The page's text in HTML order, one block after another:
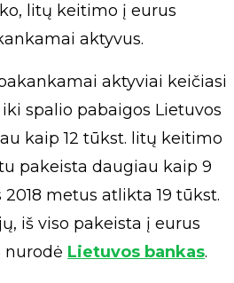
litų keitimo į eurus
aktyvus.
aktyviai keičiasi
spalio pabaigos Lietuvos
kaip 12 tūkst. litų keitimo
pakeista daugiau kaip 9
metus atlikta 19 tūkst.
iš viso pakeista į eurus
nurodė Lietuvos bankas.